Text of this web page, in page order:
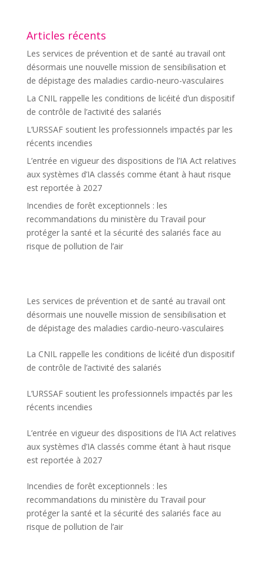
Articles récents
Les services de prévention et de santé au travail ont
désormais une nouvelle mission de sensibilisation et
de dépistage des maladies cardio-neuro-vasculaires
La CNIL rappelle les conditions de licéité d’un dispositif
de contrôle de l’activité des salariés
L’URSSAF soutient les professionnels impactés par les
récents incendies
L’entrée en vigueur des dispositions de l’IA Act relatives
aux systèmes d’IA classés comme étant à haut risque
est reportée à 2027
Incendies de forêt exceptionnels : les
recommandations du ministère du Travail pour
protéger la santé et la sécurité des salariés face au
risque de pollution de l’air
Les services de prévention et de santé au travail ont
désormais une nouvelle mission de sensibilisation et
de dépistage des maladies cardio-neuro-vasculaires
La CNIL rappelle les conditions de licéité d’un dispositif
de contrôle de l’activité des salariés
L’URSSAF soutient les professionnels impactés par les
récents incendies
L’entrée en vigueur des dispositions de l’IA Act relatives
aux systèmes d’IA classés comme étant à haut risque
est reportée à 2027
Incendies de forêt exceptionnels : les
recommandations du ministère du Travail pour
protéger la santé et la sécurité des salariés face au
risque de pollution de l’air